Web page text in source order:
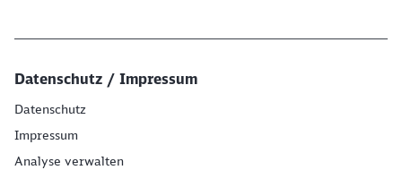
Datenschutz / Impressum
Datenschutz
Impressum
Analyse verwalten